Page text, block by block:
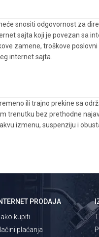
snositi odgovornost za
sajta koji je povezan sa
zamene, troškove
internet sajta.
ili trajno prekine sa
trenutku bez prethodne
izmenu, suspenziju i
PRODAJA
kupiti
plaćanja